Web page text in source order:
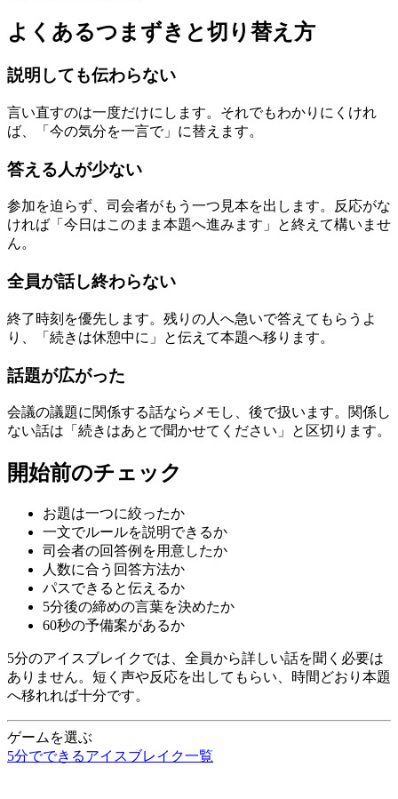
よくあるつまずきと切り替え方
説明しても伝わらない
言い直すのは一度だけにします。それでもわかりにくけれ
ば、「今の気分を一言で」に替えます。
答える人が少ない
参加を迫らず、司会者がもう一つ見本を出します。反応がな
ければ「今日はこのまま本題へ進みます」と終えて構いませ
ん。
全員が話し終わらない
終了時刻を優先します。残りの人へ急いで答えてもらうよ
り、「続きは休憩中に」と伝えて本題へ移ります。
話題が広がった
会議の議題に関係する話ならメモし、後で扱います。関係し
ない話は「続きはあとで聞かせてください」と区切ります。
開始前のチェック
お題は一つに絞ったか
一文でルールを説明できるか
司会者の回答例を用意したか
人数に合う回答方法か
パスできると伝えるか
5分後の締めの言葉を決めたか
60秒の予備案があるか
5分のアイスブレイクでは、全員から詳しい話を聞く必要は
ありません。短く声や反応を出してもらい、時間どおり本題
へ移れれば十分です。
ゲームを選ぶ
5分でできるアイスブレイク一覧